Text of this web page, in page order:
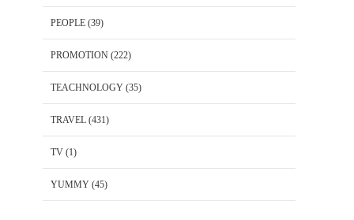
PEOPLE (39)
PROMOTION (222)
TEACHNOLOGY (35)
TRAVEL (431)
TV (1)
YUMMY (45)